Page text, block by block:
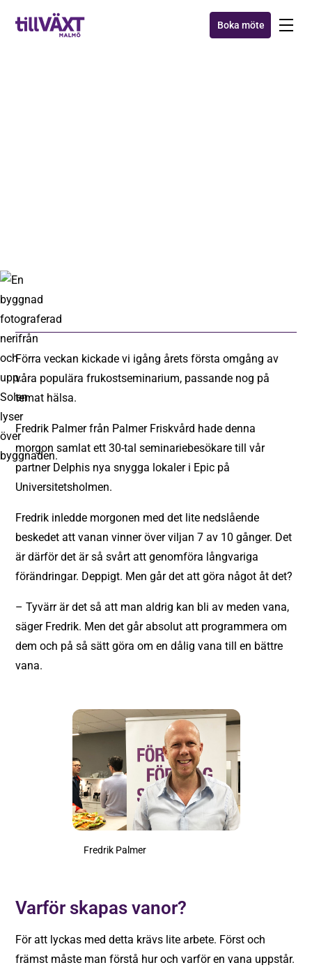
Boka möte
Förra veckan kickade vi igång årets första omgång av
våra populära frukostseminarium, passande nog på
temat hälsa.
Fredrik Palmer från Palmer Friskvård hade denna
morgon samlat ett 30-tal seminariebesökare till vår
partner Delphis nya snygga lokaler i Epic på
Universitetsholmen.
Fredrik inledde morgonen med det lite nedslående
beskedet att vanan vinner över viljan 7 av 10 gånger. Det
är därför det är så svårt att genomföra långvariga
förändringar. Deppigt. Men går det att göra något åt det?
– Tyvärr är det så att man aldrig kan bli av meden vana,
säger Fredrik. Men det går absolut att programmera om
dem och på så sätt göra om en dålig vana till en bättre
vana.
Fredrik Palmer
Varför skapas vanor?
För att lyckas med detta krävs lite arbete. Först och
främst måste man förstå hur och varför en vana uppstår.